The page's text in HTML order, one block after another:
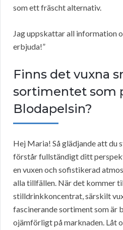
som ett fräscht alternativ.
Jag uppskattar all information
erbjuda!”
Finns det vuxna
sortimentet som
Blodapelsin?
Hej Maria! Så glädjande att du
förstår fullständigt ditt
en vuxen och sofistikerad
alla tillfällen. När det kommer
stilldrinkkoncentrat, särskilt
fascinerande sortiment som är
ojämförligt på marknaden. Låt